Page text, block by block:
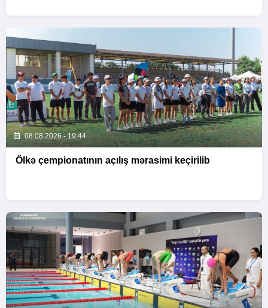
08.08.2026 - 19:44
Ölkə çempionatının açılış mərasimi keçirilib